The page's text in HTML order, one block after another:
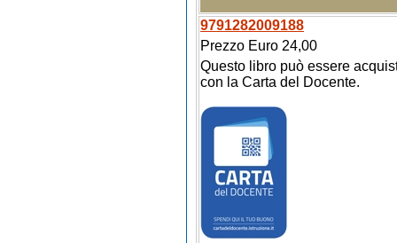
9791282009188
Prezzo Euro 24,00
Questo libro può essere
con la Carta del Docente.